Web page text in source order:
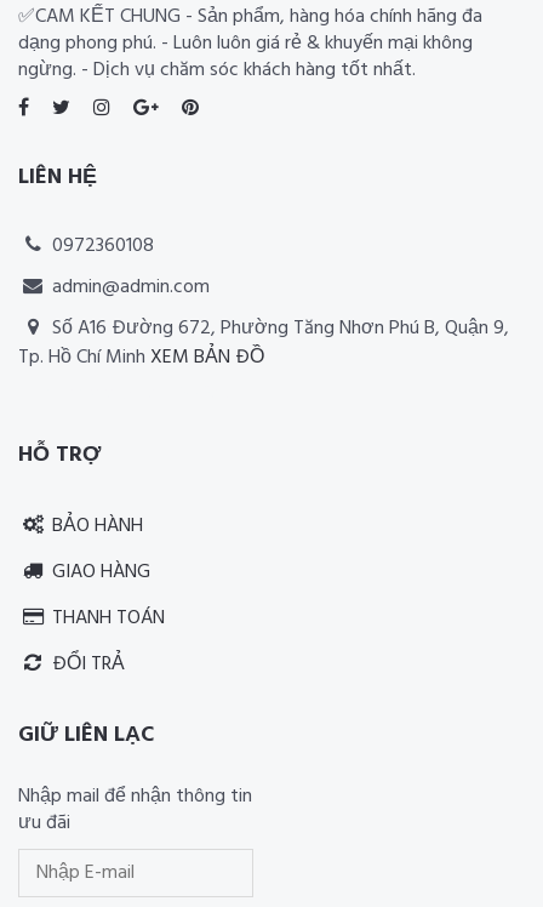
✅CAM KẾT CHUNG - Sản phẩm, hàng hóa chính hãng đa
dạng phong phú. - Luôn luôn giá rẻ & khuyến mại không
ngừng. - Dịch vụ chăm sóc khách hàng tốt nhất.
LIÊN HỆ
0972360108
admin@admin.com
Số A16 Đường 672, Phường Tăng Nhơn Phú B, Quận 9,
Tp. Hồ Chí Minh XEM BẢN ĐỒ
HỖ TRỢ
BẢO HÀNH
GIAO HÀNG
THANH TOÁN
ĐỔI TRẢ
GIỮ LIÊN LẠC
Nhập mail để nhận thông tin
ưu đãi